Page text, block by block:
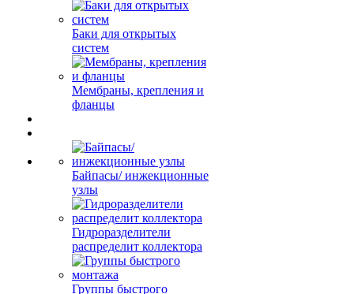
Баки для открытых
систем
Мембраны, крепления и
фланцы
Байпасы/ инжекционные
узлы
Гидроразделители
распределит коллектора
Группы быстрого